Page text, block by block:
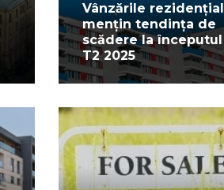
Vânzările
mențin tendința de
scădere la începutul
T2 2025